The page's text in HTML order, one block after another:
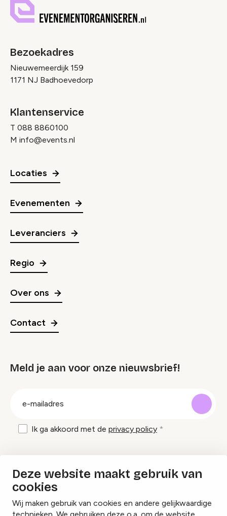
Deze website maakt gebruik van
cookies
Wij maken gebruik van cookies en andere gelijkwaardige
Bezoekadres
Nieuwemeerdijk 159
1171 NJ Badhoevedorp
Klantenservice
T 088 8860100
M info@events.nl
Locaties
Evenementen
Leveranciers
Regio
Over ons
Contact
Meld je aan voor onze nieuwsbrief!
Ik ga akkoord met de privacy policy
Inspiratie en tips om evenementen te
organiseren?
Lees onze inspiratieblogs